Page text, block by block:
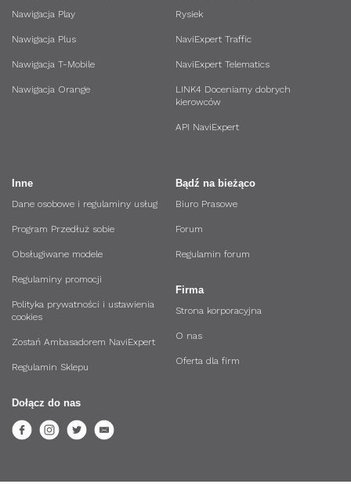
Nawigacja Play
Nawigacja Plus
Nawigacja T-Mobile
Nawigacja Orange
Rysiek
NaviExpert Traffic
NaviExpert Telematics
LINK4 Doceniamy dobrych
kierowców
API NaviExpert
Bądź na bieżąco
Biuro Prasowe
Forum
Regulamin forum
Firma
Strona korporacyjna
O nas
Oferta dla firm
Inne
Dane osobowe i regulaminy usług
Program Przedłuż sobie
Obsługiwane modele
Regulaminy promocji
Polityka prywatności i ustawienia
cookies
Zostań Ambasadorem NaviExpert
Regulamin Sklepu
Dołącz do nas